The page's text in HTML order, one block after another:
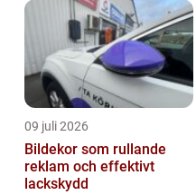
09 juli 2026
Bildekor som rullande
reklam och effektivt
lackskydd